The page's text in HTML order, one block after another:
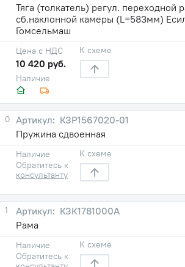
Тяга (толкатель) регул. переходной
сб.наклонной камеры (L=583мм)
Гомсельмаш
Наличие
Цена с НДС
10 420 руб.
К схеме
0
КЗР1567020-01
Пружина сдвоенная
Наличие
Обратитесь к
консультанту
К схеме
1
КЗК1781000А
Рама
Наличие
Обратитесь к
К схеме